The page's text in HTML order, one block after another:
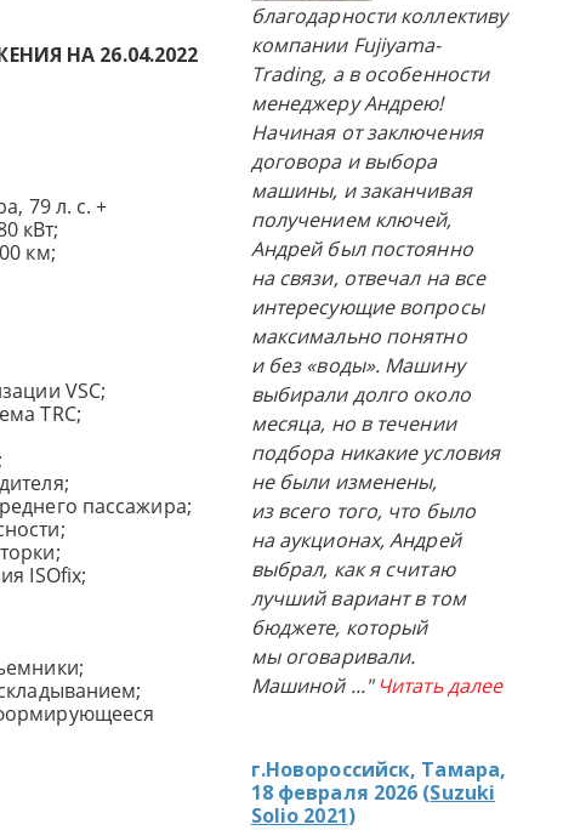
НА 26.04.2022
79 л. с. +
кВт;
км;
VSC;
TRC;
пассажира;
ISOfix;
благодарности коллективу
компании Fujiyama-
Trading, а в особенности
менеджеру Андрею!
Начиная от заключения
договора и выбора
машины, и заканчивая
получением ключей,
Андрей был постоянно
на связи, отвечал на все
интересующие вопросы
максимально понятно
и без «воды». Машину
выбирали долго около
месяца, но в течении
подбора никакие условия
не были изменены,
из всего того, что было
на аукционах, Андрей
выбрал, как я считаю
лучший вариант в том
бюджете, который
мы оговаривали.
Машиной ..." Читать далее
г.Новороссийск, Тамара,
18 февраля 2026 (Suzuki
Solio 2021)